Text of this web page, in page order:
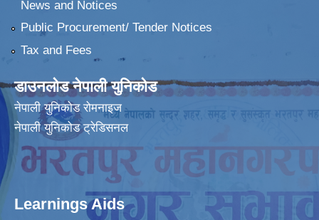
News and Notices
Public Procurement/ Tender Notices
Tax and Fees
डाउनलोड नेपाली युनिकोड
नेपाली युनिकोड रोमनाइज
नेपाली युनिकोड ट्रेडिसनल
Learnings Aids